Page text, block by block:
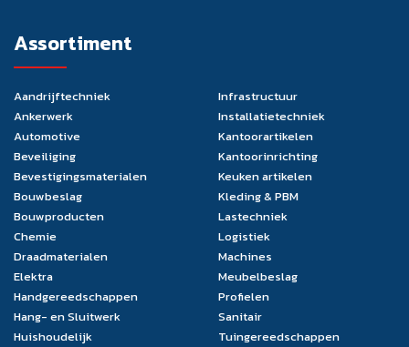
Assortiment
Aandrijftechniek
Ankerwerk
Automotive
Beveiliging
Bevestigingsmaterialen
Bouwbeslag
Bouwproducten
Chemie
Draadmaterialen
Elektra
Handgereedschappen
Hang- en Sluitwerk
Huishoudelijk
Infrastructuur
Installatietechniek
Kantoorartikelen
Kantoorinrichting
Keuken artikelen
Kleding & PBM
Lastechniek
Logistiek
Machines
Meubelbeslag
Profielen
Sanitair
Tuingereedschappen